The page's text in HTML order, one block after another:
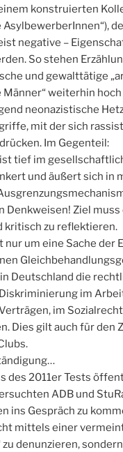
konstruierten
AsylbewerberInnen“),
negative ­–
So stehen
und gewalttätige
Männer“ weiterhin
neonazistische
mit der sich
Im Gegenteil:
tief im
und äußert sich in
Denkweisen! Ziel muss
kritisch zu reflektieren.
nur um eine Sache der
Deutschland die
im
im
Dies gilt auch für den
des 2011er Tests
ADB und
ins Gespräch zu
mittels einer
zu denunzieren,